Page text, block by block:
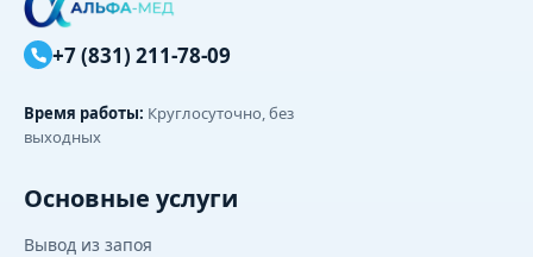
+7 (831) 211-78-09
Время работы: Круглосуточно, без
выходных
Основные услуги
Вывод из запоя